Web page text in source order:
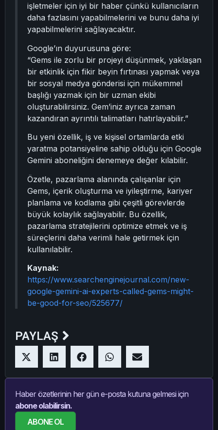
işletmeler için iyi bir haber çünkü kullanıcıların
daha fazlasını yapabilmelerini ve bunu daha iyi
yapabilmelerini sağlayacaktır.
Google’ın duyurusuna göre:
“Gems ile zorlu bir projeyi düşünmek, yaklaşan
bir etkinlik için fikir beyin fırtınası yapmak veya
bir sosyal medya gönderisi için mükemmel
başlığı yazmak için bir uzman ekibi
oluşturabilirsiniz. Gem’iniz ayrıca zaman
kazandıran ayrıntılı talimatları hatırlayabilir.”
Bu yeni özellik, iş ve kişisel ortamlarda etki
yaratma potansiyeline sahip olduğu için Google
Gemini aboneliğini denemeye değer kılabilir.
Özetle, pazarlama alanında çalışanlar için
Gems, içerik oluşturma ve iyileştirme, kariyer
planlama ve kodlama gibi çeşitli görevlerde
büyük kolaylık sağlayabilir. Bu özellik,
pazarlama stratejilerini optimize etmek ve iş
süreçlerini daha verimli hale getirmek için
kullanılabilir.
Kaynak:
https://www.searchenginejournal.com/new-
google-gemini-ai-experts-called-gems-might-
be-good-for-seo/525677/
PAYLAŞ
Haber özetlerinin her gün e-posta kutuna gelmesi için
abone olabilirsin.
ABONE OL